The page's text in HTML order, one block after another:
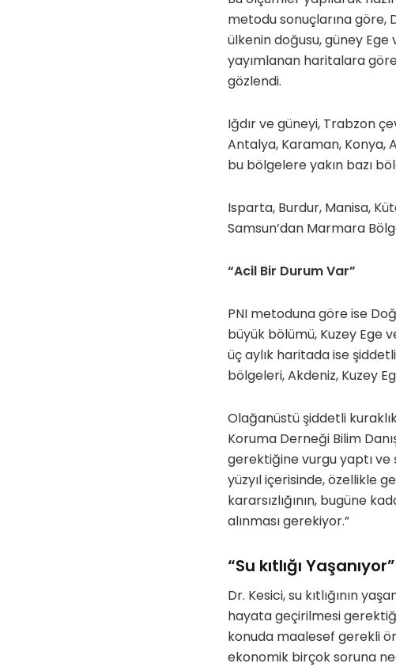
metodu sonuçlarına göre,
ülkenin doğusu, güney
yayımlanan haritalara
gözlendi.
Iğdır ve güneyi, Trabzon
Antalya, Karaman, Konya,
bu bölgelere yakın bazı
Isparta, Burdur, Manisa,
Samsun’dan Marmara
“Acil Bir Durum Var”
PNI metoduna göre ise
büyük bölümü, Kuzey Ege
üç aylık haritada ise
bölgeleri, Akdeniz, Kuzey
Olağanüstü şiddetli
Koruma Derneği Bilim
gerektiğine vurgu yaptı ve
yüzyıl içerisinde, özellikle
kararsızlığının, bugüne
alınması gerekiyor.”
“Su kıtlığı Yaşanıyor”
Dr. Kesici, su kıtlığının
hayata geçirilmesi
konuda maalesef gerekli
ekonomik birçok soruna